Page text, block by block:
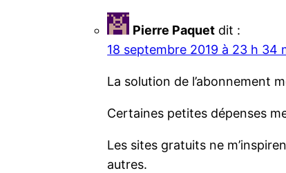
Pierre Paquet dit :
18 septembre 2019 à 23 h 34
La solution de l’abonnement
Certaines petites dépenses
Les sites gratuits ne
autres.